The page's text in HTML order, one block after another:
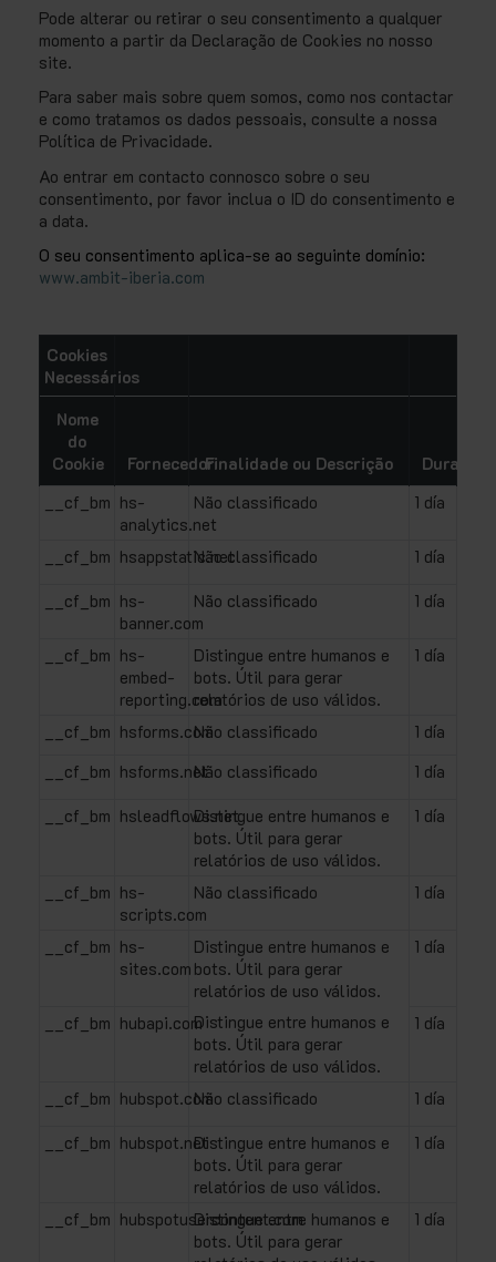
Pode alterar ou retirar o seu consentimento a qualquer
momento a partir da Declaração de Cookies no nosso
site.
Para saber mais sobre quem somos, como nos contactar
e como tratamos os dados pessoais, consulte a nossa
Política de Privacidade.
Ao entrar em contacto connosco sobre o seu
consentimento, por favor inclua o ID do consentimento e
a data.
O seu consentimento aplica-se ao seguinte domínio:
www.ambit-iberia.com
Cookies
Necessários
Nome
do
Cookie
FornecedorFinalidade ou Descrição
Duração
__cf_bm hs-
analytics.net
Não classificado 1 día
__cf_bm hsappstatic.netNão classificado
1 día
__cf_bm hs-
banner.com
Não classificado 1 día
__cf_bm hs-
embed-
reporting.com
Distingue entre humanos e
bots. Útil para gerar
relatórios de uso válidos.
1 día
__cf_bm hsforms.comNão classificado
1 día
__cf_bm hsforms.netNão classificado
1 día
__cf_bm hsleadflows.netDistingue entre humanos e
bots. Útil para gerar
relatórios de uso válidos.
1 día
__cf_bm hs-
scripts.com
Não classificado 1 día
__cf_bm hs-
sites.com
Distingue entre humanos e
bots. Útil para gerar
relatórios de uso válidos.
1 día
__cf_bm hubapi.comDistingue entre humanos e
bots. Útil para gerar
relatórios de uso válidos.
1 día
__cf_bm hubspot.comNão classificado
1 día
__cf_bm hubspot.netDistingue entre humanos e
bots. Útil para gerar
relatórios de uso válidos.
1 día
__cf_bm hubspotusercontent.com
Distingue entre humanos e
bots. Útil para gerar
1 día